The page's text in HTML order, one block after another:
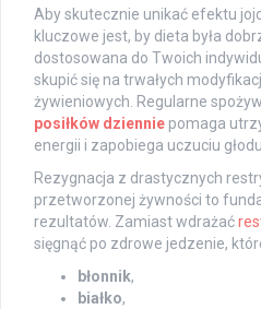
Aby skutecznie unikać efektu
kluczowe jest, by dieta była
dostosowana do Twoich
skupić się na trwałych
żywieniowych. Regularne
posiłków dziennie pomaga
energii i zapobiega uczuciu głodu.
Rezygnacja z drastycznych
przetworzonej żywności to
rezultatów. Zamiast wdrażać
sięgnąć po zdrowe jedzenie,
błonnik,
białko,